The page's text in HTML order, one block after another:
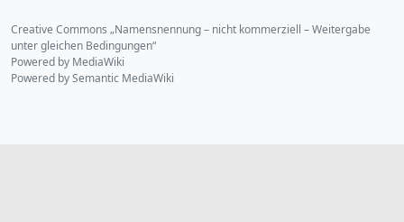
Creative Commons „Namensnennung – nicht kommerziell – Weitergabe
unter gleichen Bedingungen“
Powered by MediaWiki
Powered by Semantic MediaWiki